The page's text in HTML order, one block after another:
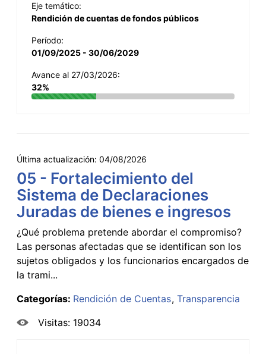
Eje temático:
Rendición de cuentas de fondos públicos
Período:
01/09/2025 - 30/06/2029
Avance al 27/03/2026:
32%
Última actualización: 04/08/2026
05 - Fortalecimiento del
Sistema de Declaraciones
Juradas de bienes e ingresos
¿Qué problema pretende abordar el compromiso?
Las personas afectadas que se identifican son los
sujetos obligados y los funcionarios encargados de
la trami...
Categorías: Rendición de Cuentas Transparencia
Visitas: 19034